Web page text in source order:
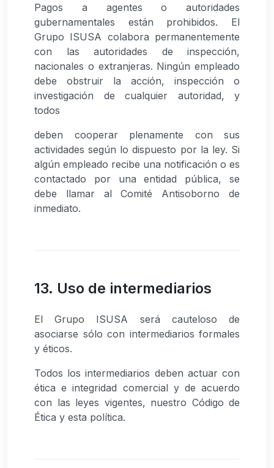
Pagos a agentes o autoridades
gubernamentales están prohibidos. El
Grupo ISUSA colabora permanentemente
con las autoridades de inspección,
nacionales o extranjeras. Ningún empleado
debe obstruir la acción, inspección o
investigación de cualquier autoridad, y
todos
deben cooperar plenamente con sus
actividades según lo dispuesto por la ley. Si
algún empleado recibe una notificación o es
contactado por una entidad pública, se
debe llamar al Comité Antisoborno de
inmediato.
13. Uso de intermediarios
El Grupo ISUSA será cauteloso de
asociarse sólo con intermediarios formales
y éticos.
Todos los intermediarios deben actuar con
ética e integridad comercial y de acuerdo
con las leyes vigentes, nuestro Código de
Ética y esta política.